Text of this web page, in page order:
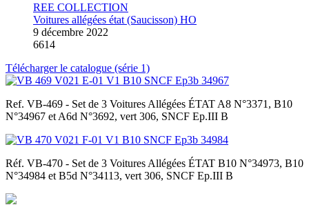
REE COLLECTION
Voitures allégées état (Saucisson) HO
9 décembre 2022
6614
Télécharger le catalogue (série 1)
Ref. VB-469 - Set de 3 Voitures Allégées ÉTAT A8 N°3371, B10
N°34967 et A6d N°3692, vert 306, SNCF Ep.III B
Réf. VB-470 - Set de 3 Voitures Allégées ÉTAT B10 N°34973, B10
N°34984 et B5d N°34113, vert 306, SNCF Ep.III B